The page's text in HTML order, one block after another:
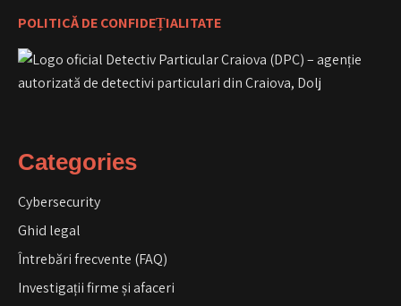
POLITICĂ DE CONFIDEȚIALITATE
Categories
Cybersecurity
Ghid legal
Întrebări frecvente (FAQ)
Investigații firme și afaceri